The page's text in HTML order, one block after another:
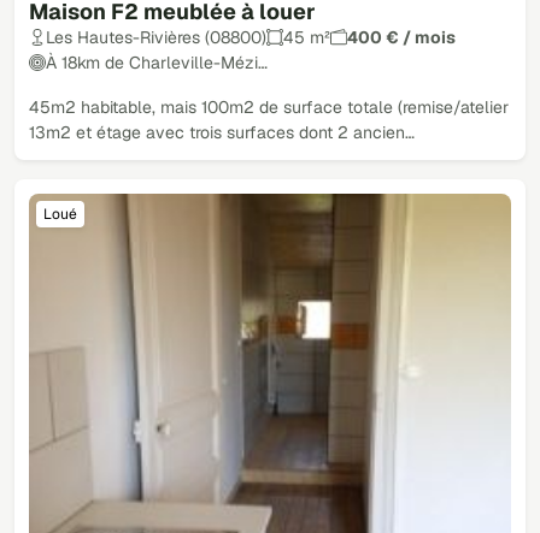
Maison F2 meublée à louer
Les Hautes-Rivières (08800) 45 m²
400 € / mois
À 18km de Charleville-Mézi…
45m2 habitable, mais 100m2 de surface totale (remise/atelier
13m2 et étage avec trois surfaces dont 2 ancien…
Loué